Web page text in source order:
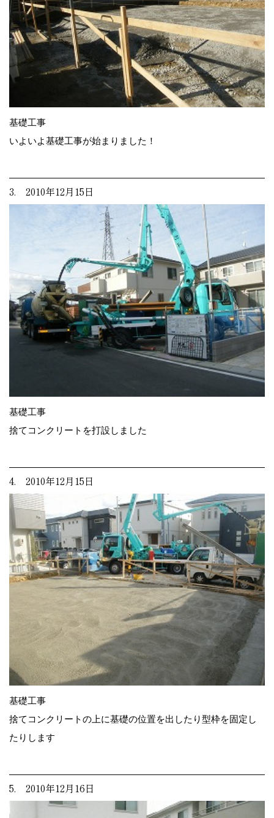
基礎工事
いよいよ基礎工事が始まりました！
3. 2010年12月15日
基礎工事
捨てコンクリートを打設しました
4. 2010年12月15日
基礎工事
捨てコンクリートの上に基礎の位置を出したり型枠を固定し
たりします
5. 2010年12月16日